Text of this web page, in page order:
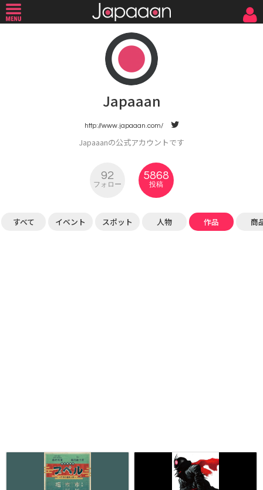
Japaaan
http://www.japaaan.com/
Japaaanの公式アカウントです
92
フォロー
5868
投稿
すべて イベント スポット 人物 作品 商